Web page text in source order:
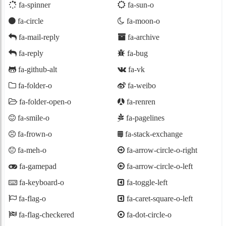
fa-spinner
fa-circle
fa-mail-reply
fa-reply
fa-github-alt
fa-folder-o
fa-folder-open-o
fa-smile-o
fa-frown-o
fa-meh-o
fa-gamepad
fa-keyboard-o
fa-flag-o
fa-flag-checkered
fa-sun-o
fa-moon-o
fa-archive
fa-bug
fa-vk
fa-weibo
fa-renren
fa-pagelines
fa-stack-exchange
fa-arrow-circle-o-right
fa-arrow-circle-o-left
fa-toggle-left
fa-caret-square-o-left
fa-dot-circle-o